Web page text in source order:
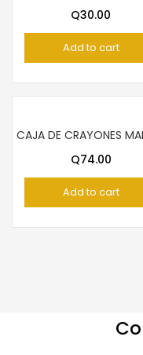
Q30.00
Add to cart
Q74.00
Add to cart